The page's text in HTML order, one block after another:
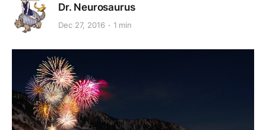
Dr. Neurosaurus
Dec 27, 2016 1 min